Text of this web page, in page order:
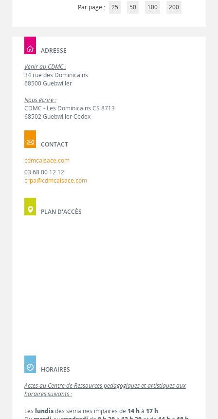
Par page :
25 50 100 200
ADRESSE
Venir au CDMC :
34 rue des Dominicains
68500 Guebwiller
Nous écrire :
CDMC - Les Dominicains CS 8713
68502 Guebwiller Cedex
CONTACT
cdmcalsace.com
03 68 00 12 12
crpa@cdmcalsace.com
PLAN D'ACCÈS
HORAIRES
Accès au Centre de Ressources pédagogiques et artistiques aux
horaires suivants :
Les lundisdes semaines impaires de 14 hà 17 h.